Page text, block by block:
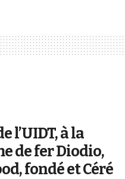
l’UIDT, à la
de fer Diodio,
fondé et Céré